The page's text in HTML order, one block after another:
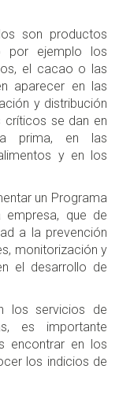
son productos
por ejemplo los
el cacao o las
aparecer en las
y distribución
críticos se dan en
prima, en las
y en los
un Programa
que de
a la prevención
monitorización y
el desarrollo de
los servicios de
es importante
encontrar en los
los indicios de